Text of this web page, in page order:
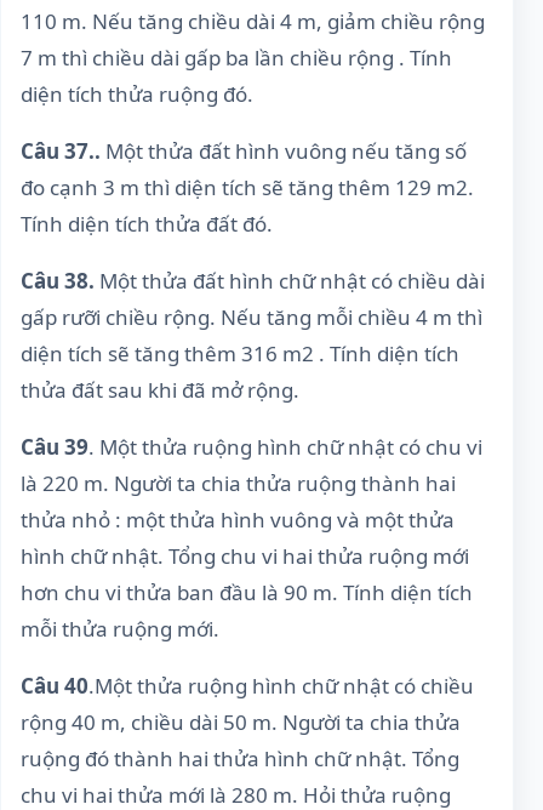
110 m. Nếu tăng chiều dài 4 m, giảm chiều rộng
7 m thì chiều dài gấp ba lần chiều rộng . Tính
diện tích thửa ruộng đó.
Câu 37.. Một thửa đất hình vuông nếu tăng số
đo cạnh 3 m thì diện tích sẽ tăng thêm 129 m2.
Tính diện tích thửa đất đó.
Câu 38. Một thửa đất hình chữ nhật có chiều dài
gấp rưỡi chiều rộng. Nếu tăng mỗi chiều 4 m thì
diện tích sẽ tăng thêm 316 m2 . Tính diện tích
thửa đất sau khi đã mở rộng.
Câu 39. Một thửa ruộng hình chữ nhật có chu vi
là 220 m. Người ta chia thửa ruộng thành hai
thửa nhỏ : một thửa hình vuông và một thửa
hình chữ nhật. Tổng chu vi hai thửa ruộng mới
hơn chu vi thửa ban đầu là 90 m. Tính diện tích
mỗi thửa ruộng mới.
Câu 40.Một thửa ruộng hình chữ nhật có chiều
rộng 40 m, chiều dài 50 m. Người ta chia thửa
ruộng đó thành hai thửa hình chữ nhật. Tổng
chu vi hai thửa mới là 280 m. Hỏi thửa ruộng